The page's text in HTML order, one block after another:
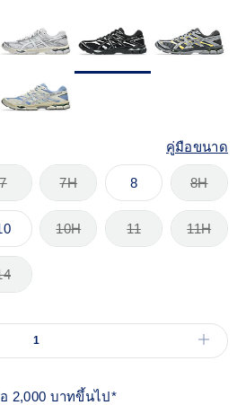
คู่มือขนาด
7 7H 8 8H
10H 11 11H
2,000 บาทขึ้นไป*